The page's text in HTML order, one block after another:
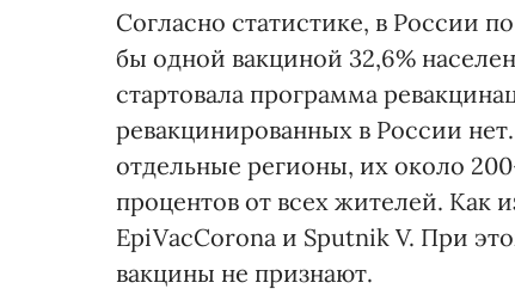
Согласно статистике, в России
бы одной вакциной 32,6%
стартовала программа
ревакцинированных в России
отдельные регионы, их около
процентов от всех жителей. Как
EpiVacCorona и Sputnik V. При
вакцины не признают.